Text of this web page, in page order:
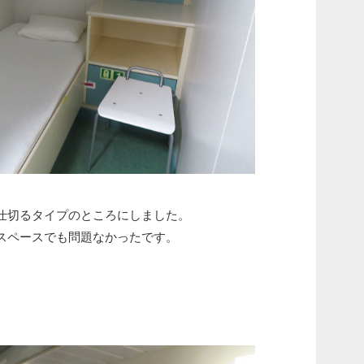
るタイプのところにしました。
ースでも問題なかったです。